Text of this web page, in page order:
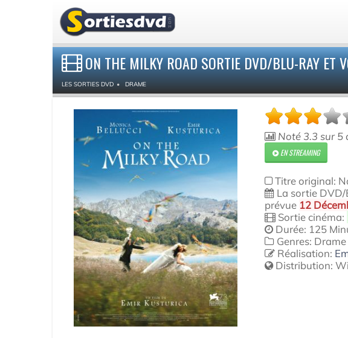
ON THE MILKY ROAD SORTIE DVD/BLU-RAY ET
LES SORTIES DVD DRAME
Noté 3.3 sur5
EN STREAMING
Titre original:
La sortie
prévue 12
Sortie cinéma:
Durée: 125
Genres: Drame
Réalisation:
Distribution: